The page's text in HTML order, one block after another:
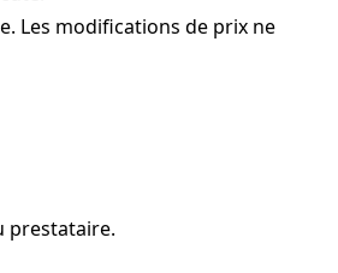
Les modifications de prix ne
prestataire.